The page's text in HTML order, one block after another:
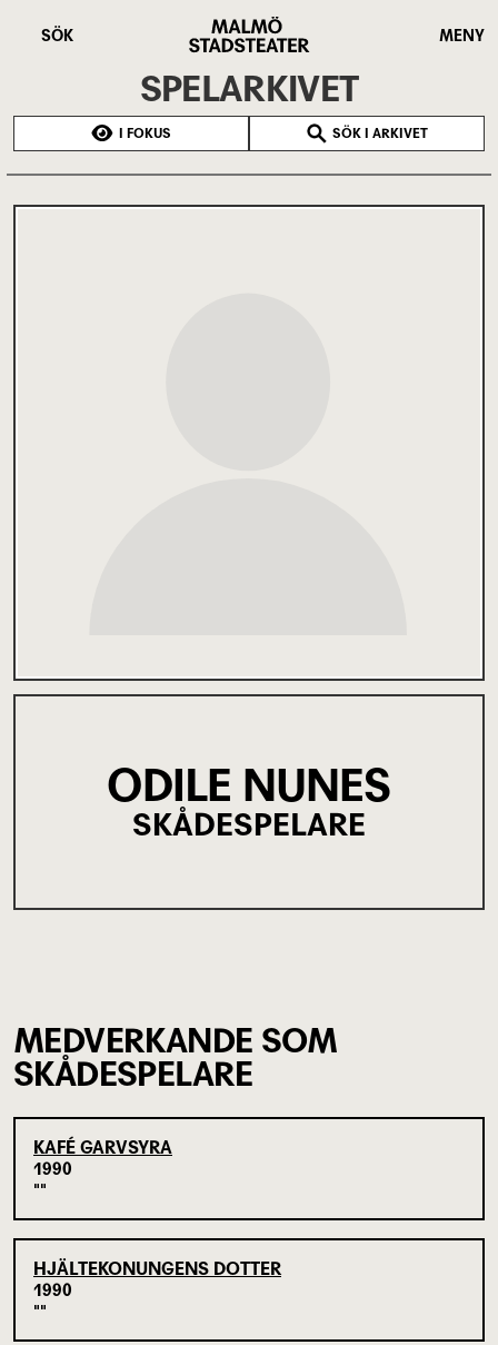
SÖK
Stadsteater
MENY
SPELARKIVET
I FOKUS SÖK I ARKIVET
ODILE NUNES
SKÅDESPELARE
MEDVERKANDE SOM
SKÅDESPELARE
KAFÉ GARVSYRA
1990
HJÄLTEKONUNGENS DOTTER
1990